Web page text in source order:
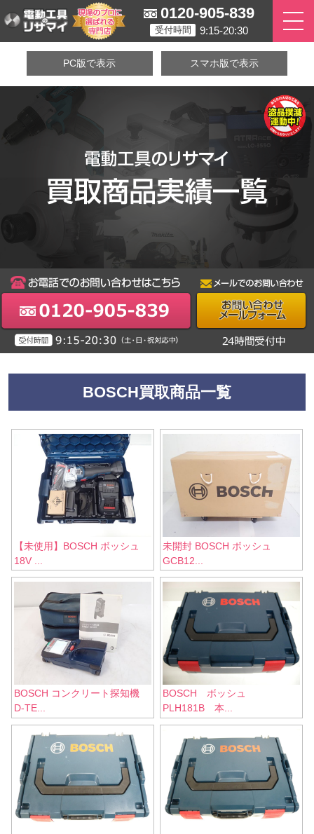
0120-905-839
受付時間 9:15-20:30
PC版で表示 スマホ版で表示
BOSCH買取商品一覧
【未使用】BOSCH ボッシュ
18V ...
未開封 BOSCH ボッシュ
GCB12...
BOSCH コンクリート探知機
D-TE...
BOSCH ボッシュ
PLH181B 本...